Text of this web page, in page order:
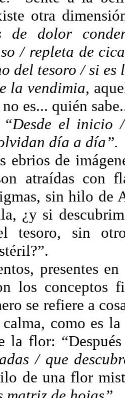
otra
de dolor
/ repleta de
del tesoro / si
la vendimia,
es... quién
“Desde el
día a día”.
ebrios de
atraídas con
sin hilo de
¿y si
tesoro, sin
presentes
los conceptos
se refiere a
como es
la flor:
/ que
de una flor